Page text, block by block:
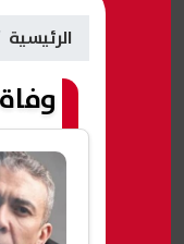
الرئيسية